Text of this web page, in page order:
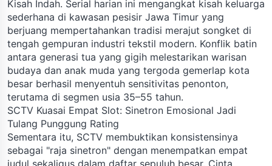
Kisah Indah. Serial harian ini mengangkat kisah keluarga
sederhana di kawasan pesisir Jawa Timur yang
berjuang mempertahankan tradisi merajut songket di
tengah gempuran industri tekstil modern. Konflik batin
antara generasi tua yang gigih melestarikan warisan
budaya dan anak muda yang tergoda gemerlap kota
besar berhasil menyentuh sensitivitas penonton,
terutama di segmen usia 35–55 tahun.
SCTV Kuasai Empat Slot: Sinetron Emosional Jadi
Tulang Punggung Rating
Sementara itu, SCTV membuktikan konsistensinya
sebagai "raja sinetron" dengan menempatkan empat
judul sekaligus dalam daftar sepuluh besar. Cinta